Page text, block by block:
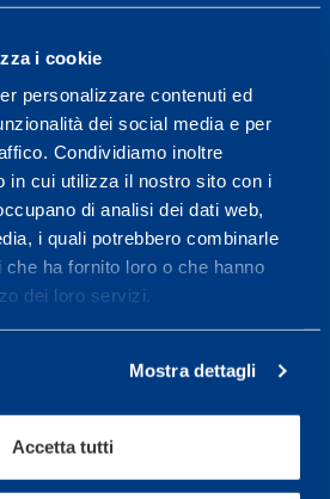
i cookie
personalizzare contenuti ed
dei social media e per
Condividiamo inoltre
in cui utilizza il nostro sito con i
di analisi dei dati web,
i quali potrebbero combinarle
ha fornito loro o che hanno
dei loro servizi.
Mostra dettagli
Accetta tutti
per l'alta
ed il